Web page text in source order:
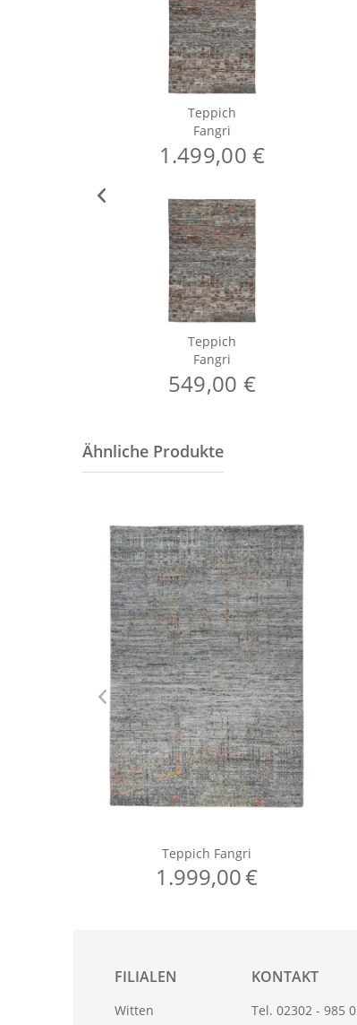
Teppich
Fangri
1.499,00 €
Teppich
Fangri
549,00 €
FILIALEN
Witten
KONTAKT
Tel. 02302 - 985 0